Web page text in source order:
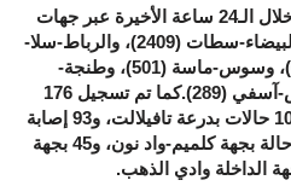
وتتوزع حالات الإصابة المسجلة خلال الـ24 ساعة الأخيرة عبر جهات
المملكة، بين كل من جهة الدار البيضاء-سطات (2409)، والرباط-سلا-
القنيطرة (1060)، والشرق (686)، وسوس-ماسة (501)، وطنجة-
تطوان-الحسيمة (381)، ومراكش-آسفي (289).كما تم تسجيل 176
حالة بجهة بني ملال-خنيفرة، و103 حالات بدرعة تافيلالت، و93 إصابة
مؤكدة بجهة فاس-مكناس، و66 حالة بجهة كلميم-واد نون، و45 بجهة